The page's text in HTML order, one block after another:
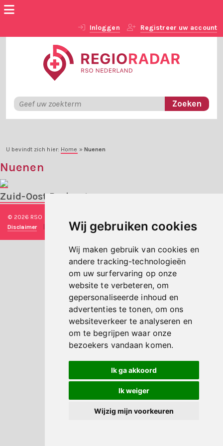
Wij gebruiken cookies
Wij maken gebruik van cookies en
andere tracking-technologieën
om uw surfervaring op onze
website te verbeteren, om
gepersonaliseerde inhoud en
advertenties te tonen, om ons
websiteverkeer te analyseren en
om te begrijpen waar onze
bezoekers vandaan komen.
Ik ga akkoord
Ik weiger
Wijzig mijn voorkeuren
Inloggen Registreer uw account
U bevindt zich hier: Home » Nuenen
Nuenen
Zuid-Oost Brabant
© 2026 RSO Nederland
Disclaimer
Privacy verklaring | Technische realisatieSieronline B.V.